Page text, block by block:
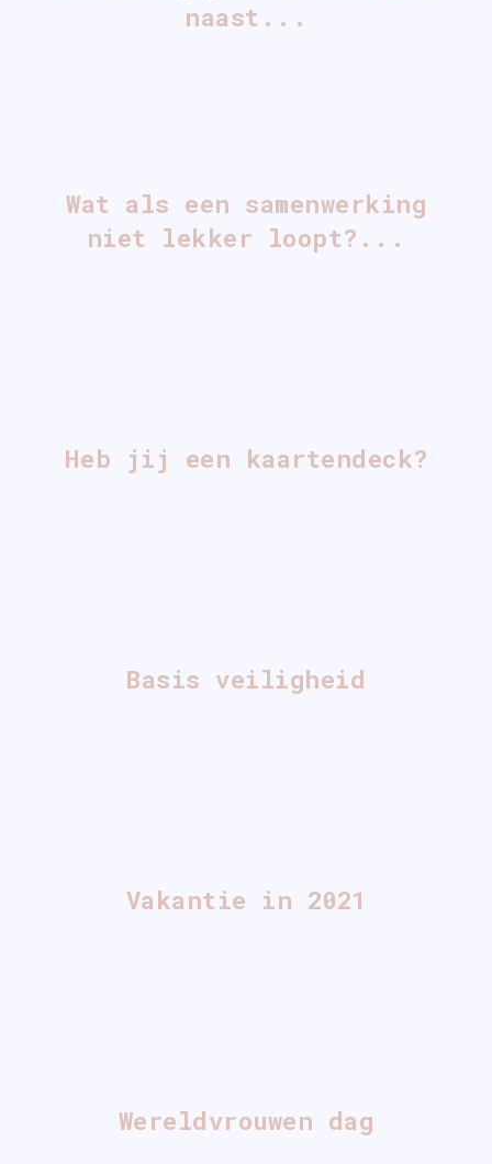
naast...
Wat als een samenwerking
niet lekker loopt?...
Heb jij een kaartendeck?
Basis veiligheid
Vakantie in 2021
Wereldvrouwen dag